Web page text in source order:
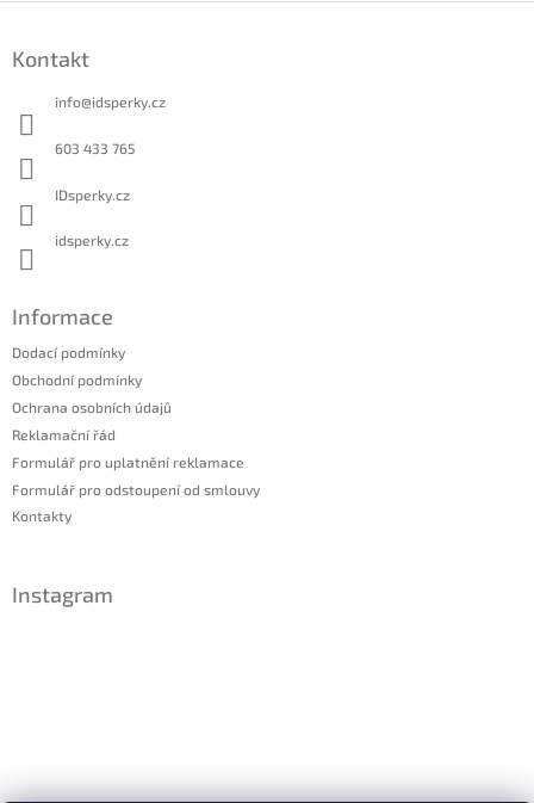
Kontakt
info@idsperky.cz
603 433 765
IDsperky.cz
idsperky.cz
Informace
Dodací podmínky
Obchodní podmínky
Ochrana osobních údajů
Reklamační řád
Formulář pro uplatnění reklamace
Formulář pro odstoupení od smlouvy
Kontakty
Instagram